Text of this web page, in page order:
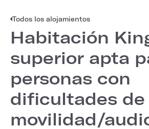
Todos los alojamientos
Habitación
superior apta
personas con
dificultades de
movilidad/